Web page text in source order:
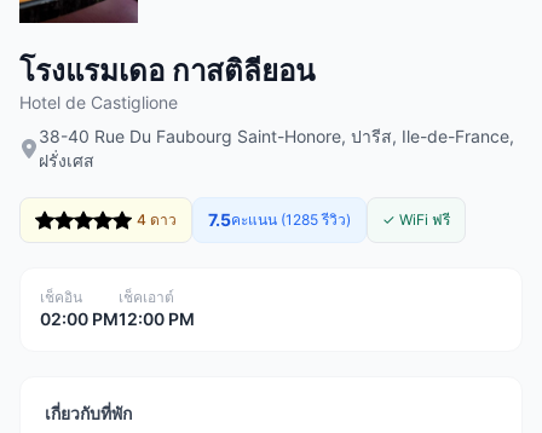
โรงแรมเดอ กาสติลียอน
Hotel de Castiglione
38-40 Rue Du Faubourg Saint-Honore, ปารีส, Ile-de-France,
ฝรั่งเศส
4 ดาว 7.5คะแนน (1285 รีวิว) ✓ WiFi ฟรี
เช็คอิน
02:00 PM
เช็คเอาต์
12:00 PM
เกี่ยวกับที่พัก